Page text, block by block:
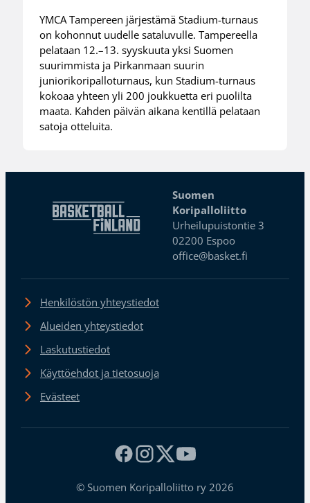
YMCA Tampereen järjestämä Stadium-turnaus
on kohonnut uudelle sataluvulle. Tampereella
pelataan 12.–13. syyskuuta yksi Suomen
suurimmista ja Pirkanmaan suurin
juniorikoripalloturnaus, kun Stadium-turnaus
kokoaa yhteen yli 200 joukkuetta eri puolilta
maata. Kahden päivän aikana kentillä pelataan
satoja otteluita.
Suomen
Koripalloliitto
Urheilupuistontie 3
02200 Espoo
office@basket.fi
Henkilöstön yhteystiedot
Alueiden yhteystiedot
Laskutustiedot
Käyttöehdot ja tietosuoja
Evästeet
© Suomen Koripalloliitto ry 2026